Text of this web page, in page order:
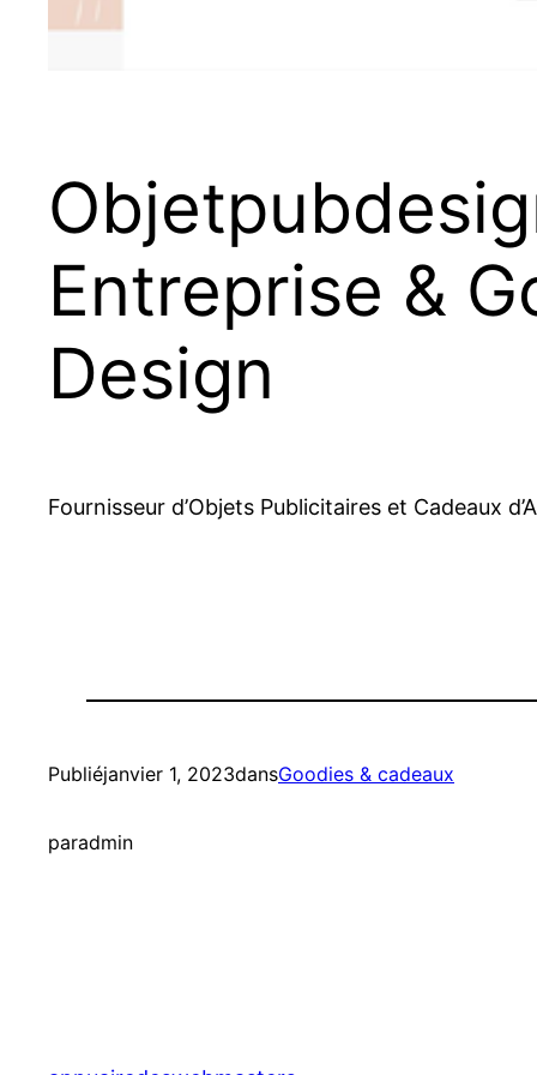
Entreprise &
Design
Fournisseur d’Objets Publicitaires et Cadeaux
Publiéjanvier 1, 2023dansGoodies & cadeaux
paradmin